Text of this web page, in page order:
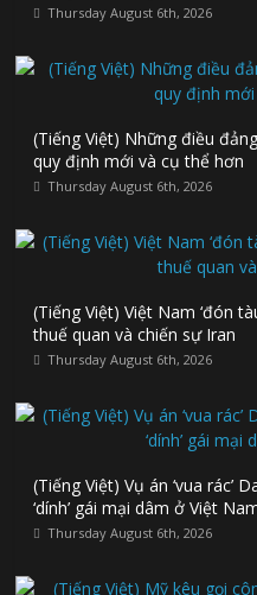
Thursday August 6th, 2026
(Tiếng Việt) Những điều
quy định mới và cụ thể hơn
Thursday August 6th, 2026
(Tiếng Việt) Việt Nam ‘đón
thuế quan và chiến sự Iran
Thursday August 6th, 2026
(Tiếng Việt) Vụ án ‘vua rác’
‘dính’ gái mại dâm ở Việt
Thursday August 6th, 2026